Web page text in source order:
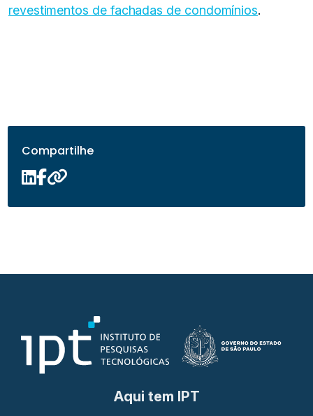
revestimentos de fachadas de condomínios.
Compartilhe
Aqui tem IPT